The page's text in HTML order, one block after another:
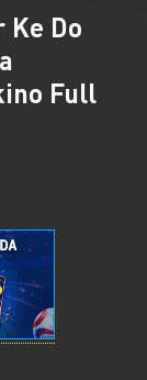
Do
Full